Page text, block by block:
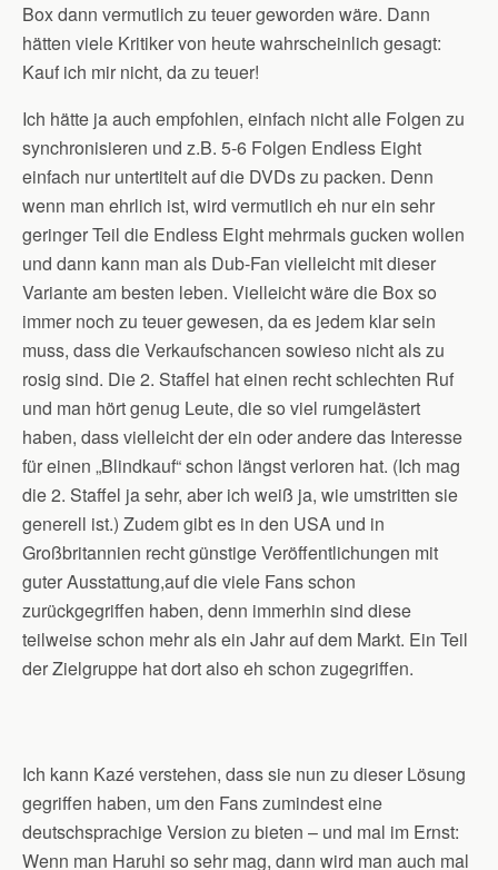
Box dann vermutlich zu teuer geworden wäre. Dann
hätten viele Kritiker von heute wahrscheinlich gesagt:
Kauf ich mir nicht, da zu teuer!
Ich hätte ja auch empfohlen, einfach nicht alle Folgen zu
synchronisieren und z.B. 5-6 Folgen Endless Eight
einfach nur untertitelt auf die DVDs zu packen. Denn
wenn man ehrlich ist, wird vermutlich eh nur ein sehr
geringer Teil die Endless Eight mehrmals gucken wollen
und dann kann man als Dub-Fan vielleicht mit dieser
Variante am besten leben. Vielleicht wäre die Box so
immer noch zu teuer gewesen, da es jedem klar sein
muss, dass die Verkaufschancen sowieso nicht als zu
rosig sind. Die 2. Staffel hat einen recht schlechten Ruf
und man hört genug Leute, die so viel rumgelästert
haben, dass vielleicht der ein oder andere das Interesse
für einen „Blindkauf“ schon längst verloren hat. (Ich mag
die 2. Staffel ja sehr, aber ich weiß ja, wie umstritten sie
generell ist.) Zudem gibt es in den USA und in
Großbritannien recht günstige Veröffentlichungen mit
guter Ausstattung,auf die viele Fans schon
zurückgegriffen haben, denn immerhin sind diese
teilweise schon mehr als ein Jahr auf dem Markt. Ein Teil
der Zielgruppe hat dort also eh schon zugegriffen.
Ich kann Kazé verstehen, dass sie nun zu dieser Lösung
gegriffen haben, um den Fans zumindest eine
deutschsprachige Version zu bieten – und mal im Ernst:
Wenn man Haruhi so sehr mag, dann wird man auch mal